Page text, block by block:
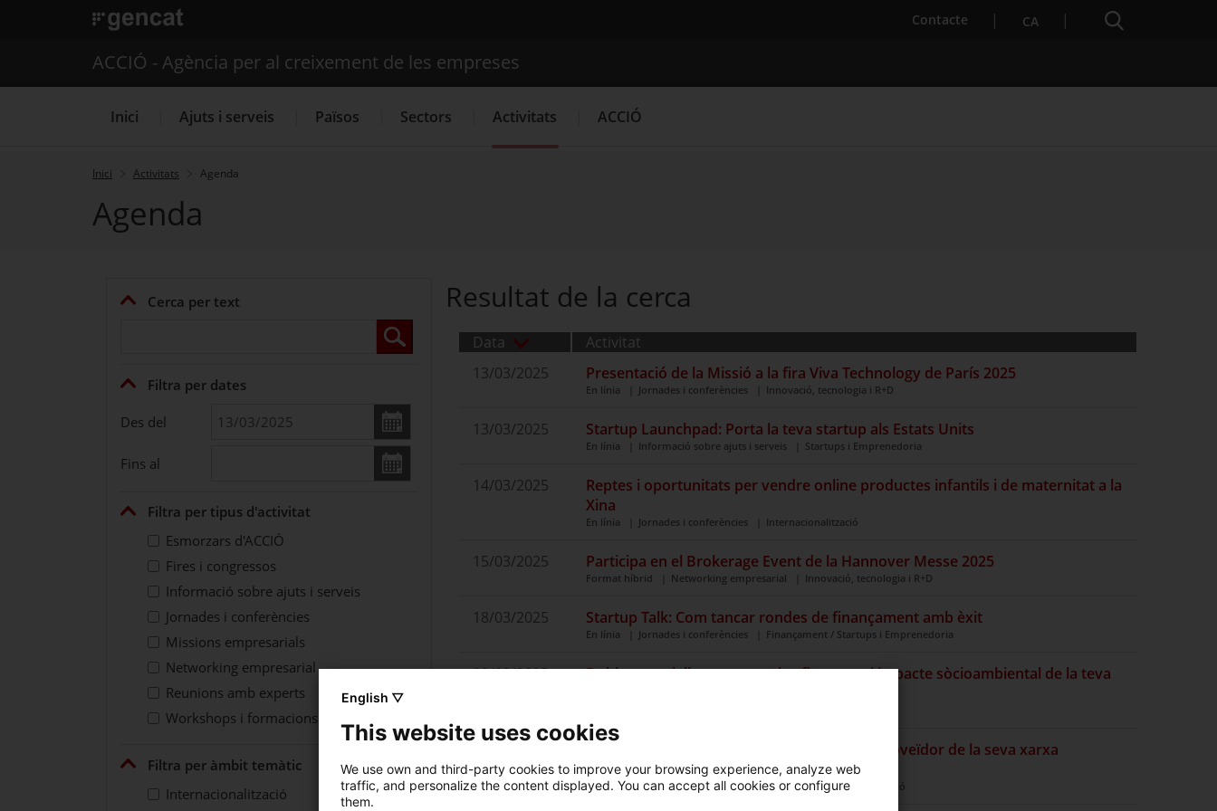
. Obre en una nova finestra. Contacte . Obre en una nova finestra.
CA Cercador
Cercador
Serveis d'internacionalització
ACCIÓ - Agència per al creixement de les empreses
Inici Ajuts i serveis Països Sectors Activitats ACCIÓ
Inici Activitats Agenda
Agenda
Cerca per text
Filtra per dates
Des del
Fins al
Filtra per tipus d'activitat
Esmorzars d'ACCIÓ
Fires i congressos
Informació sobre ajuts i serveis
Jornades i conferències
Missions empresarials
Networking empresarial
Reunions amb experts
Workshops i formacions
Filtra per àmbit temàtic
Internacionalització
Resultat de la cerca
Data
Activitat
13/03/2025
Presentació de la Missió a la fira Viva Technology de París 2025
En línia Jornades i conferències Innovació, tecnologia i R+D
13/03/2025 Startup Launchpad: Porta la teva startup als Estats Units
En línia Informació sobre ajuts i serveis Startups i Emprenedoria
14/03/2025
Reptes i oportunitats per vendre online productes infantils i de maternitat a la
Xina
En línia Jornades i conferències Internacionalització
15/03/2025 Participa en el Brokerage Event de la Hannover Messe 2025
Format híbrid Networking empresarial Innovació, tecnologia i R+D
18/03/2025 Startup Talk: Com tancar rondes de finançament amb èxit
En línia Jornades i conferències Finançament / Startups i Emprenedoria
20/03/2025
Doble materialitat: perspectiva financera i impacte sòcioambiental de la teva
Oportunitat a Alemanya: converteix-te en proveïdor de la seva xarxa
ferroviària
En línia Jornades i conferències Clústers / Internacionalització
English ▽
This website uses cookies
We use own and third-party cookies to improve your browsing experience, analyze web
traffic, and personalize the content displayed. You can accept all cookies or configure
them.